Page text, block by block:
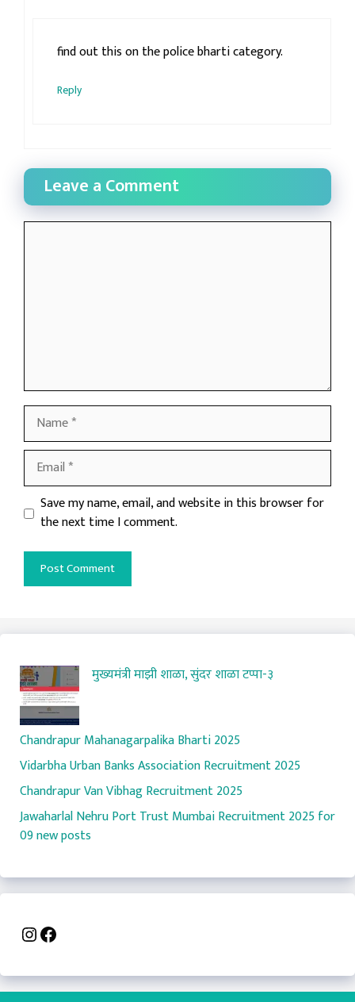
find out this on the police bharti category.
Reply
Leave a Comment
Name
Email
Website
Save my name, email, and website in this browser for
the next time I comment.
मुख्यमंत्री माझी शाळा, सुंदर शाळा टप्पा-३
Chandrapur Mahanagarpalika Bharti 2025
Vidarbha Urban Banks Association Recruitment 2025
Chandrapur Van Vibhag Recruitment 2025
Jawaharlal Nehru Port Trust Mumbai Recruitment 2025 for
09 new posts
Instagram
Facebook